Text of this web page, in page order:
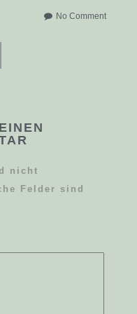
No Commenton
nicht
Felder sind